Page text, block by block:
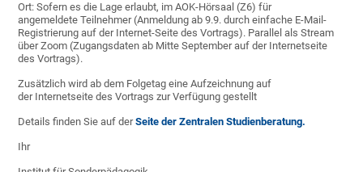
Ort: Sofern es die Lage erlaubt, im AOK-Hörsaal (Z6) für
angemeldete Teilnehmer (Anmeldung ab 9.9. durch einfache E-Mail-
Registrierung auf der Internet-Seite des Vortrags). Parallel als Stream
über Zoom (Zugangsdaten ab Mitte September auf der Internetseite
des Vortrags).
Zusätzlich wird ab dem Folgetag eine Aufzeichnung auf
der Internetseite des Vortrags zur Verfügung gestellt
Details finden Sie auf derSeite der Zentralen Studienberatung.
Ihr